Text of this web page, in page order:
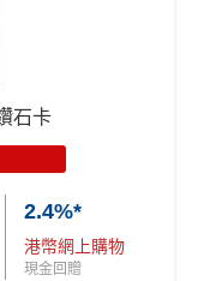
免費旅遊保險
1年(按簽賬年度
不適用
家居 2% + 易賞
hsbc-visa-applica
hsbc-easy-for
石卡
2.4%*
港幣網上購物
現金回贈